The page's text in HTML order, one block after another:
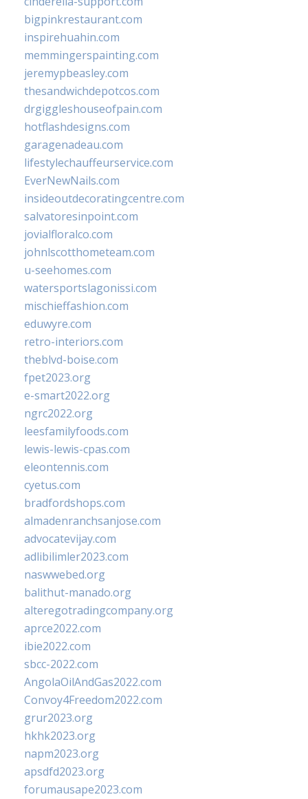
bigpinkrestaurant.com
inspirehuahin.com
memmingerspainting.com
jeremypbeasley.com
thesandwichdepotcos.com
drgiggleshouseofpain.com
hotflashdesigns.com
garagenadeau.com
lifestylechauffeurservice.com
EverNewNails.com
insideoutdecoratingcentre.com
salvatoresinpoint.com
jovialfloralco.com
johnlscotthometeam.com
u-seehomes.com
watersportslagonissi.com
mischieffashion.com
eduwyre.com
retro-interiors.com
theblvd-boise.com
fpet2023.org
e-smart2022.org
ngrc2022.org
leesfamilyfoods.com
lewis-lewis-cpas.com
eleontennis.com
cyetus.com
bradfordshops.com
almadenranchsanjose.com
advocatevijay.com
adlibilimler2023.com
naswwebed.org
balithut-manado.org
alteregotradingcompany.org
aprce2022.com
ibie2022.com
sbcc-2022.com
AngolaOilAndGas2022.com
Convoy4Freedom2022.com
grur2023.org
hkhk2023.org
napm2023.org
apsdfd2023.org
forumausape2023.com